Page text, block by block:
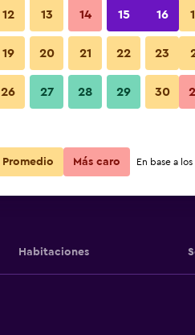
Ver precios
Ver precios
Habitaciones
12 13 14 15 16
19 20 21 22 23
26 27 28 29 30
Promedio Más caro En base a